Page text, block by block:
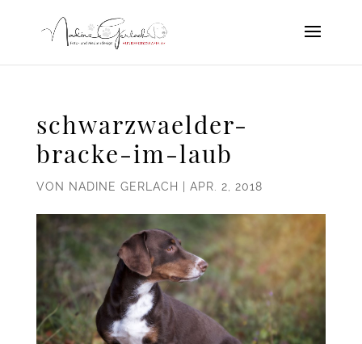
schwarzwaelder-
bracke-im-laub
VON NADINE GERLACH APR. 2, 2018